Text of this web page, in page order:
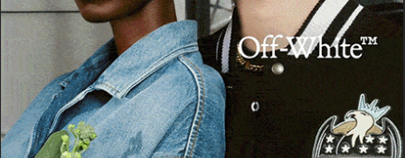
7 Agosto 2026, 12:58
Cerca